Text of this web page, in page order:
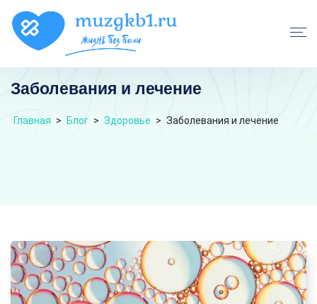
Заболевания и лечение
Главная > Блог > Здоровье > Заболевания и лечение